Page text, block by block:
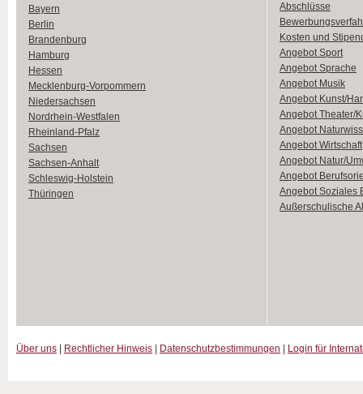
Bayern
Berlin
Brandenburg
Hamburg
Hessen
Mecklenburg-Vorpommern
Niedersachsen
Nordrhein-Westfalen
Rheinland-Pfalz
Sachsen
Sachsen-Anhalt
Schleswig-Holstein
Thüringen
Abschlüsse
Kosten und
Angebot Sport
Angebot Sprache
Angebot Musik
Angebot Kunst/
Angebot Theater/
Angebot
Angebot Wirtschaft
Angebot Natur/
Angebot
Angebot Soziales
Außerschulische
Über uns Rechtlicher Hinweis Datenschutzbestimmungen Login für